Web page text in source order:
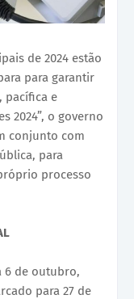
de 2024 estão
para garantir
pacífica e
2024”, o governo
conjunto com
para
processo
6 de outubro,
para 27 de